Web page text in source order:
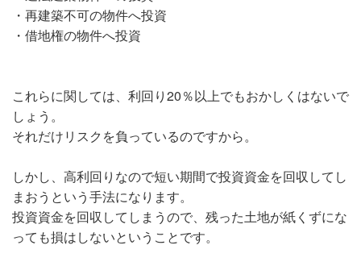
・再建築不可の物件へ投資
・借地権の物件へ投資
これらに関しては、利回り20％以上でもおかしくはないで
しょう。
それだけリスクを負っているのですから。
しかし、高利回りなので短い期間で投資資金を回収してし
まおうという手法になります。
投資資金を回収してしまうので、残った土地が紙くずにな
っても損はしないということです。